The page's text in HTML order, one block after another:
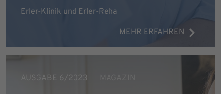
Erler-Klinik und Erler-Reha
MEHR ERFAHREN
AUSGABE 6/2023